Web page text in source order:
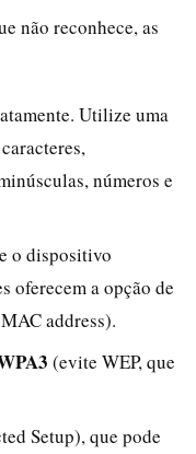
não reconhece, as
Utilize uma
números e
o dispositivo
oferecem a opção de
address).
(evite WEP, que
Setup), que pode